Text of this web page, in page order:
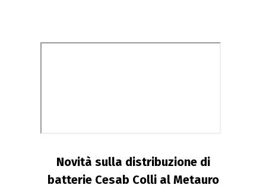
Novità sulla distribuzione di
batterie Cesab Colli al Metauro